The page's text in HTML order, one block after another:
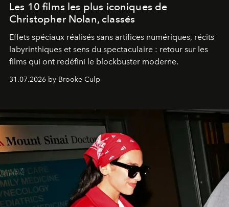
Les 10 films les plus iconiques de
Christopher Nolan, classés
Effets spéciaux réalisés sans artifices numériques, récits
labyrinthiques et sens du spectaculaire : retour sur les
films qui ont redéfini le blockbuster moderne.
31.07.2026 by Brooke Culp